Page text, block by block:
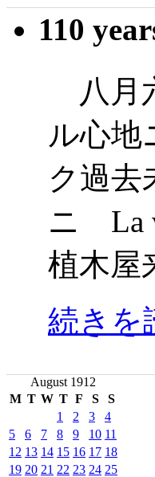
110
八月
ル心
ク過
ニ La
植木屋
続きを
August 1912
M T W T F S S
1 2 3
4
5
6 7 8 9 10 11
12 13 14 15 16 17 18
19 20 21 22 23 24 25